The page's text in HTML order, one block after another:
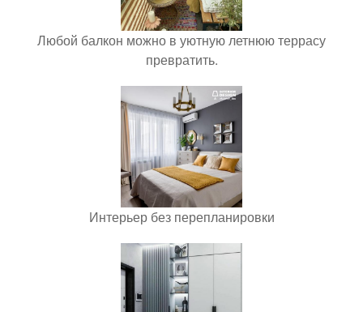
Любой балкон можно в уютную летнюю террасу
превратить.
Интерьер без перепланировки